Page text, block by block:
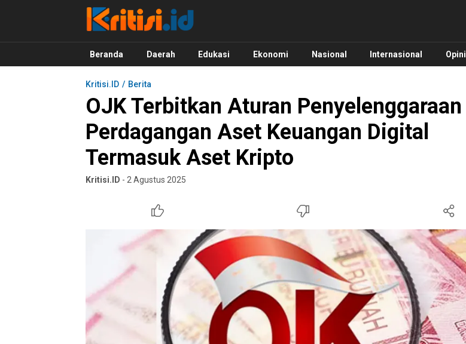
Kritisi.ID
Kritik untuk Negeri!
Beranda Daerah Edukasi Ekonomi Nasional Internasional Opini
Kritisi.ID Berita
OJK Terbitkan Aturan Penyelenggaraan
Perdagangan Aset Keuangan Digital
Termasuk Aset Kripto
Kritisi.ID - 2 Agustus 2025